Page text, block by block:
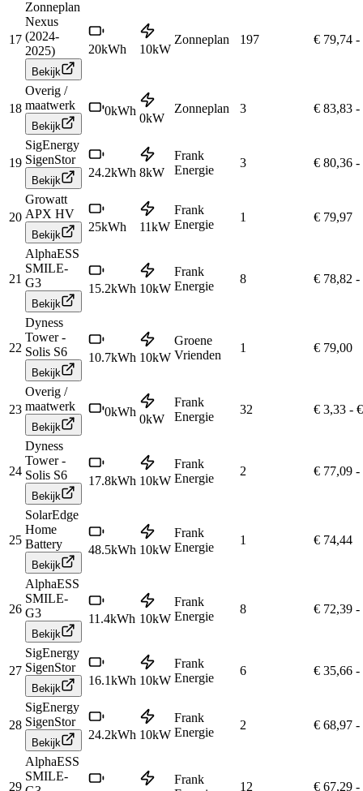
17
Zonneplan
Nexus
(2024-
2025)
Bekijk
20kWh 10kW
Zonneplan 197 € 79,74 -
18
Overig /
maatwerk
Bekijk
0kWh
0kW
Zonneplan 3 € 83,83 -
19
SigEnergy
SigenStor
Bekijk
24.2kWh 8kW
Frank
Energie
3 € 80,36 -
20
Growatt
APX HV
Bekijk
25kWh 11kW
Frank
Energie
1 € 79,97
21
AlphaESS
SMILE-
G3
Bekijk
15.2kWh 10kW
Frank
Energie
8 € 78,82 -
22
Dyness
Tower -
Solis S6
Bekijk
10.7kWh 10kW
Groene
Vrienden
1 € 79,00
23
Overig /
maatwerk
Bekijk
0kWh
0kW
Frank
Energie
32 € 3,33 -
24
Dyness
Tower -
Solis S6
Bekijk
17.8kWh 10kW
Frank
Energie
2 € 77,09 -
25
SolarEdge
Home
Battery
Bekijk
48.5kWh 10kW
Frank
Energie
1 € 74,44
26
AlphaESS
SMILE-
G3
Bekijk
11.4kWh 10kW
Frank
Energie
8 € 72,39 -
27
SigEnergy
SigenStor
Bekijk
16.1kWh 10kW
Frank
Energie
6 € 35,66 -
28
SigEnergy
SigenStor
Bekijk
24.2kWh 10kW
Frank
Energie
2 € 68,97 -
29
AlphaESS
SMILE-
Frank
12 € 67,29 -